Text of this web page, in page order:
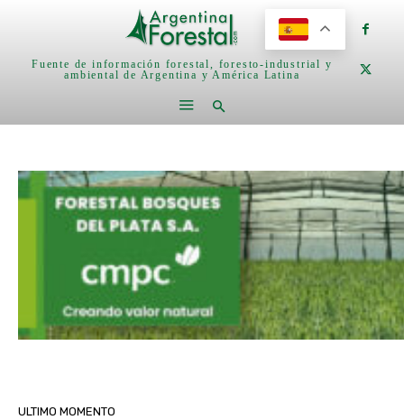
Fuente de información forestal, foresto-industrial y
ambiental de Argentina y América Latina
ULTIMO MOMENTO